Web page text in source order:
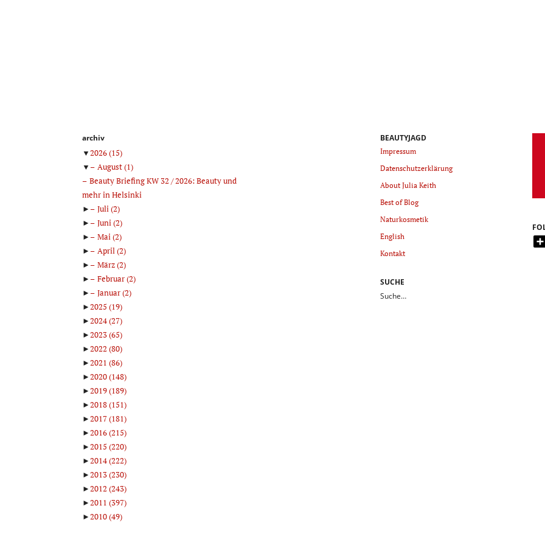
archiv
▼2026(15)
▼
August(1)
Beauty Briefing KW 32 / 2026: Beauty und
mehr in Helsinki
►
Juli(2)
►
Juni(2)
►
Mai(2)
►
April(2)
►
März(2)
►
Februar(2)
►
Januar(2)
►2025 (19)
►2024(27)
►2023(65)
►2022 (80)
►2021 (86)
►2020(148)
►2019(189)
►2018(151)
►2017(181)
►2016(215)
►2015 (220)
►2014(222)
►2013(230)
►2012 (243)
►2011 (397)
►2010(49)
BEAUTYJAGD
Impressum
Datenschutzerklärung
About Julia Keith
Best of Blog
Naturkosmetik
English
Kontakt
SUCHE